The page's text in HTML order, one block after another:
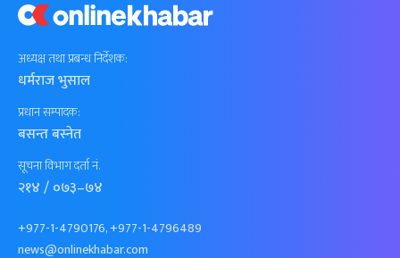
अध्यक्ष तथा प्रबन्ध निर्देशक:
धर्मराज भुसाल
प्रधान सम्पादक:
बसन्त बस्नेत
सूचना विभाग दर्ता नं.
२१४ / ०७३–७४
+977-1-4790176, +977-1-4796489
news@onlinekhabar.com